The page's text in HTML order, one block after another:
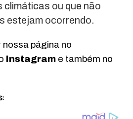
climáticas ou que não
estejam ocorrendo.
página no
Instagrame também no